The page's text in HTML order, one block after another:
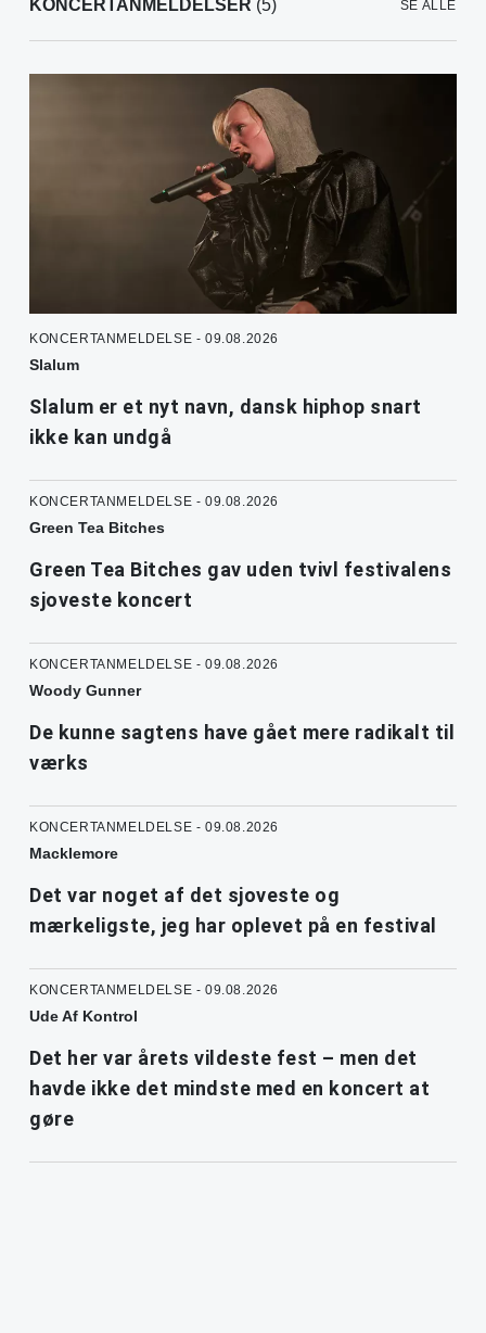
KONCERTANMELDELSER (5) SE ALLE
KONCERTANMELDELSE - 09.08.2026
Slalum
Slalum er et nyt navn, dansk hiphop snart
ikke kan undgå
KONCERTANMELDELSE - 09.08.2026
Green Tea Bitches
Green Tea Bitches gav uden tvivl festivalens
sjoveste koncert
KONCERTANMELDELSE - 09.08.2026
Woody Gunner
De kunne sagtens have gået mere radikalt til
værks
KONCERTANMELDELSE - 09.08.2026
Macklemore
Det var noget af det sjoveste og
mærkeligste, jeg har oplevet på en festival
KONCERTANMELDELSE - 09.08.2026
Ude Af Kontrol
Det her var årets vildeste fest – men det
havde ikke det mindste med en koncert at
gøre